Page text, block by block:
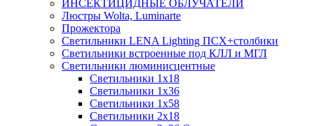
ИНСЕКТИЦИДНЫЕ ОБЛУЧАТЕЛИ
Люстры Wolta, Luminarte
Прожектора
Светильники LENA Lighting ПСХ+столбики
Светильники встроенные под КЛЛ и МГЛ
Светильники люминисцентные
Светильники 1х18
Светильники 1х36
Светильники 1х58
Светильники 2х18